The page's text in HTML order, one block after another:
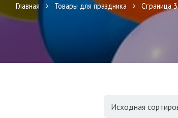
Главная Товары для праздника Страница 3